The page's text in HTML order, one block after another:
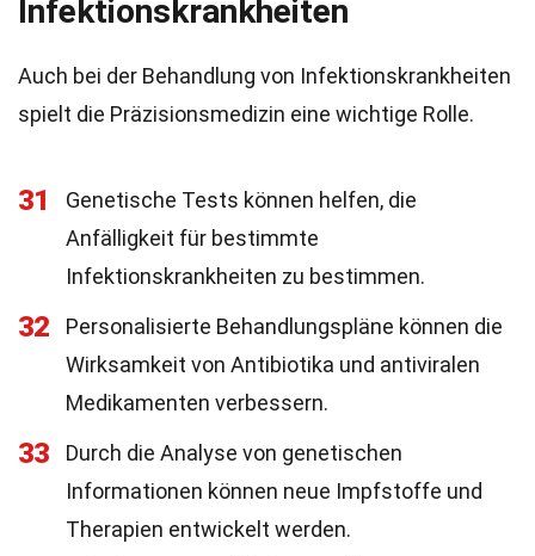
Infektionskrankheiten
Auch bei der Behandlung von Infektionskrankheiten
spielt die Präzisionsmedizin eine wichtige Rolle.
31
Genetische Tests können helfen, die
Anfälligkeit für bestimmte
Infektionskrankheiten zu bestimmen.
32
Personalisierte Behandlungspläne können die
Wirksamkeit von Antibiotika und antiviralen
Medikamenten verbessern.
33
Durch die Analyse von genetischen
Informationen können neue Impfstoffe und
Therapien entwickelt werden.